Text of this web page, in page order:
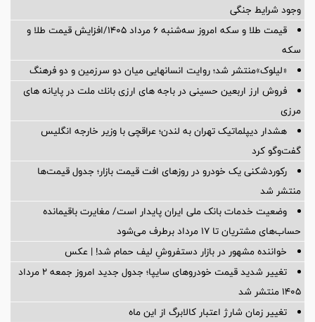
وجود شرایط جنگی
قیمت طلا و سکه امروز سه‌شنبه ۶ مرداد ۱۴۰۵/افزایش قیمت طلا و
سکه
«لیلوک»منتشر شد؛ روایت انسانهایی میان دو سرزمین و دو فرهنگ
فروش ارز اربعین حسینی در باجه های ارزی بانك ملت در پایانه های
مرزی
هشدار دیپلماتیک تهران به لندن؛ عراقچی با وزیر خارجه انگلیس
گفت‌وگو کرد
رکوردشکنی یک خودرو در روزهای افت قیمت بازار؛ جدول قیمت‌ها
منتشر شد
وضعیت خدمات بانک ملی ایران پایدار است/ مغایرت‌ باقیمانده
حساب‌های مشتریان تا ۱۷ مرداد برطرف می‌شود
خواننده مشهور در بازار دستفروشِ لیف حمام شد! | عکس
تغییر شدید قیمت خودروهای سایپا؛ جدول جدید امروز جمعه ۲ مرداد
۱۴۰۵ منتشر شد
تغییر زمان شارژ اعتبار کالابرگ از این ماه